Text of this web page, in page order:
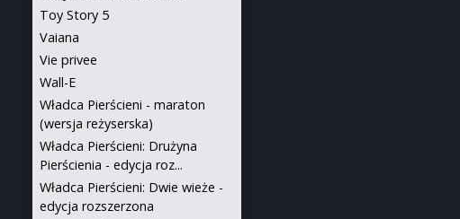
Toy Story 5
Vaiana
Vie privee
Wall-E
Władca Pierścieni - maraton
(wersja reżyserska)
Władca Pierścieni: Drużyna
Pierścienia - edycja roz...
Władca Pierścieni: Dwie wieże -
edycja rozszerzona